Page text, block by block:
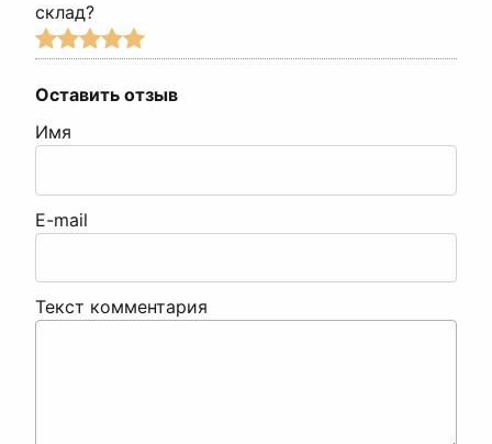
склад?
Оставить отзыв
Имя
E-mail
Текст комментария